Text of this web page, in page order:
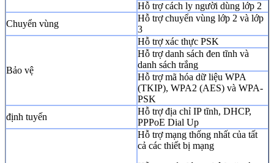
Hỗ trợ cách ly người dùng lớp 2
Chuyển vùng
Hỗ trợ chuyển vùng lớp 2 và lớp
3
Bảo vệ
Hỗ trợ xác thực PSK
Hỗ trợ danh sách đen tĩnh và
danh sách trắng
Hỗ trợ mã hóa dữ liệu WPA
(TKIP), WPA2 (AES) và WPA-
PSK
định tuyến
Hỗ trợ địa chỉ IP tĩnh, DHCP,
PPPoE Dial Up
Hỗ trợ mạng thống nhất của tất
cả các thiết bị mạng